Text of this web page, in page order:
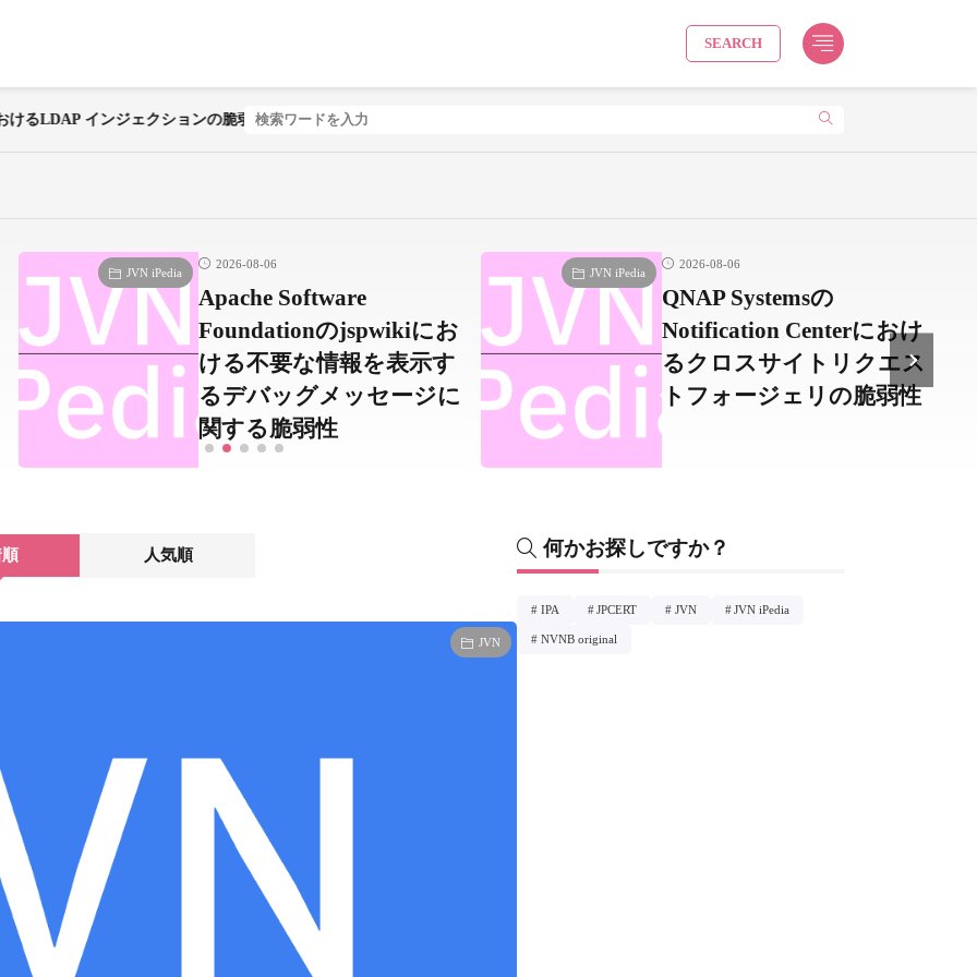
SEARCH
ンジェクションの脆弱性
JVN iPedia
2026-08-06
Apache Software
Foundationのjspwikiにお
ける不要な情報を表示す
るデバッグメッセージに
関する脆弱性
JVN iPedia
2026-08-06
QNAP Systemsの
Notification Centerにおけ
るクロスサイトリクエス
トフォージェリの脆弱性
人気順
JVN
何かお探しですか？
IPA JPCERT JVN JVN iPedia
NVNB original